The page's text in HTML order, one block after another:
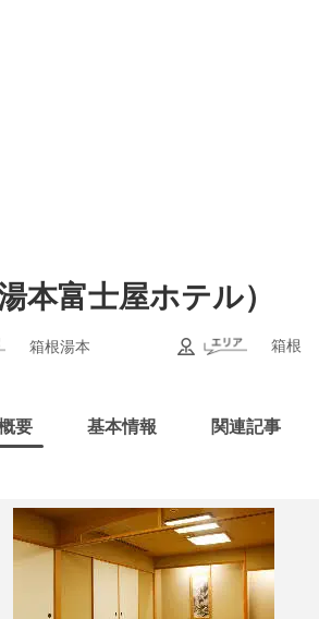
本富士屋ホテル）
箱根湯本 箱根
要 基本情報 関連記事